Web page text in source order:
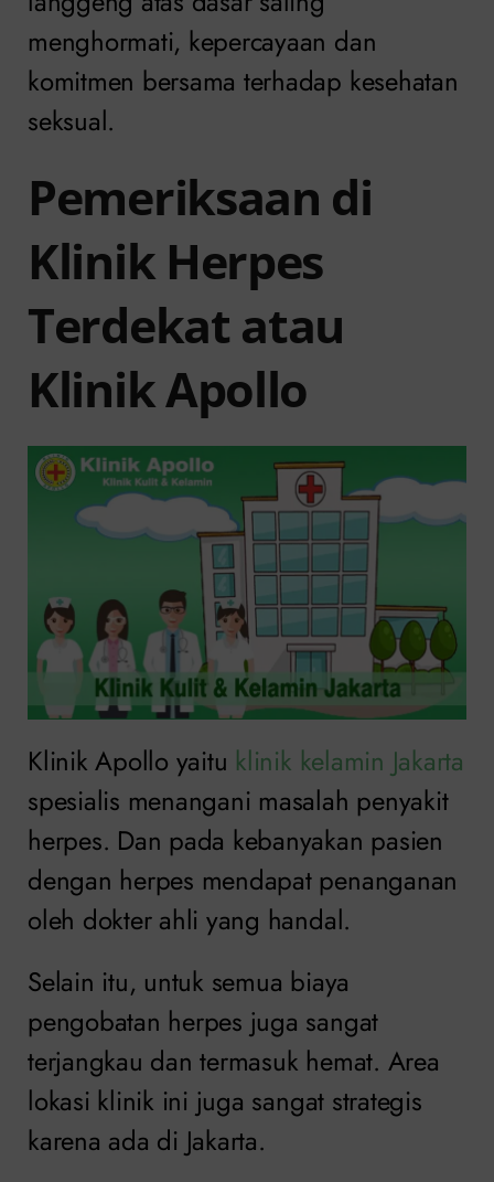
menghormati, kepercayaan dan
komitmen bersama terhadap kesehatan
seksual.
Pemeriksaan di
Klinik Herpes
Terdekat atau
Klinik Apollo
Klinik Apollo yaitu klinik kelamin Jakarta
spesialis menangani masalah penyakit
herpes. Dan pada kebanyakan pasien
dengan herpes mendapat penanganan
oleh dokter ahli yang handal.
Selain itu, untuk semua biaya
pengobatan herpes juga sangat
terjangkau dan termasuk hemat. Area
lokasi klinik ini juga sangat strategis
karena ada di Jakarta.